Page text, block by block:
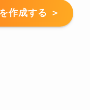
作成する ＞